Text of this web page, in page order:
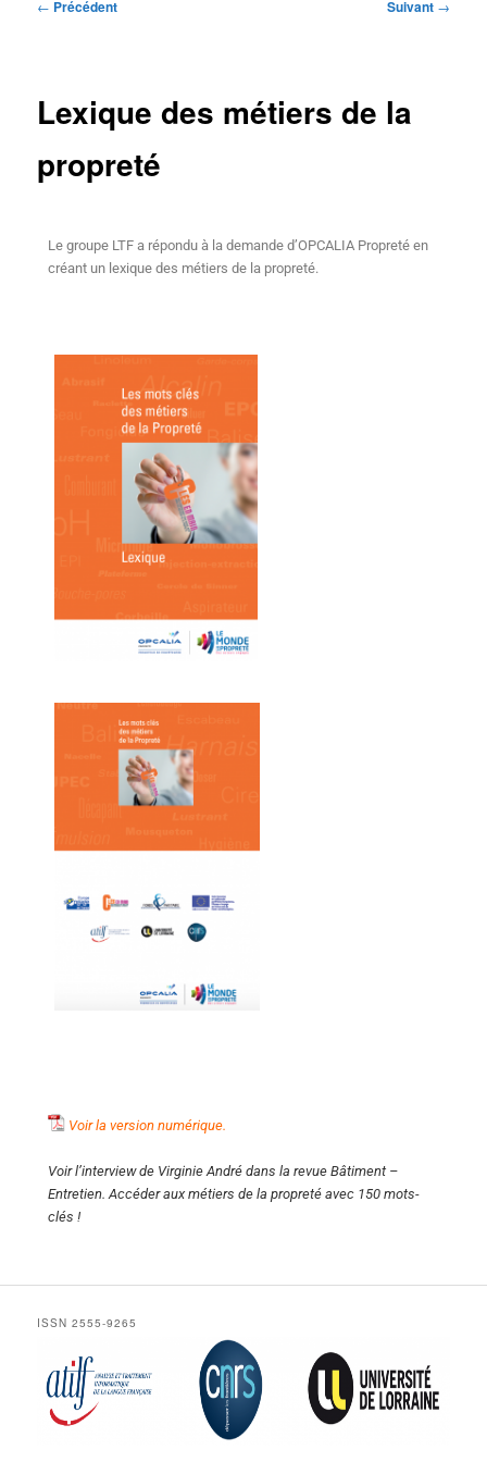
← Précédent Suivant →
Lexique des métiers de la
propreté
Le groupe LTF a répondu à la demande d’OPCALIA Propreté en
créant un lexique des métiers de la propreté.
Voir la version numérique.
Voir l’interview de Virginie André dans la revue Bâtiment –
Entretien. Accéder aux métiers de la propreté avec 150 mots-
clés !
ISSN 2555-9265